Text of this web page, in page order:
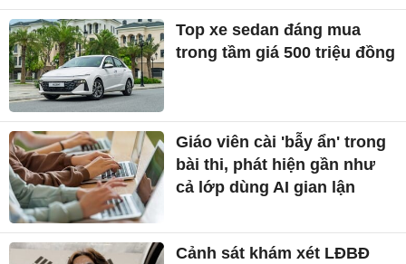
Top xe sedan đáng mua
trong tầm giá 500 triệu đồng
Giáo viên cài 'bẫy ẩn' trong
bài thi, phát hiện gần như
cả lớp dùng AI gian lận
Cảnh sát khám xét LĐBĐ